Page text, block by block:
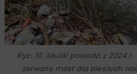
Ryc. 10. Skutki powodzi z 2024
zerwany most dla pieszych